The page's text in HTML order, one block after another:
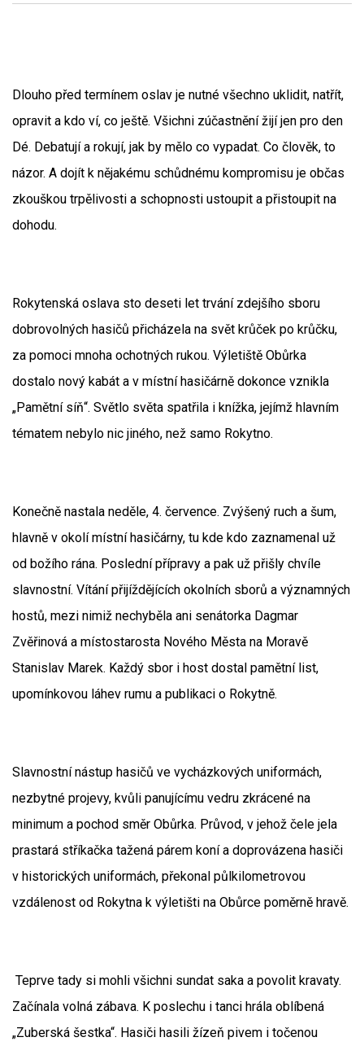
Dlouho před termínem oslav je nutné všechno uklidit, natřít,
opravit a kdo ví, co ještě. Všichni zúčastnění žijí jen pro den
Dé. Debatují a rokují, jak by mělo co vypadat. Co člověk, to
názor. A dojít k nějakému schůdnému kompromisu je občas
zkouškou trpělivosti a schopnosti ustoupit a přistoupit na
dohodu.
Rokytenská oslava sto deseti let trvání zdejšího sboru
dobrovolných hasičů přicházela na svět krůček po krůčku,
za pomoci mnoha ochotných rukou. Výletiště Obůrka
dostalo nový kabát a v místní hasičárně dokonce vznikla
„Pamětní síň“. Světlo světa spatřila i knížka, jejímž hlavním
tématem nebylo nic jiného, než samo Rokytno.
Konečně nastala neděle, 4. července. Zvýšený ruch a šum,
hlavně v okolí místní hasičárny, tu kde kdo zaznamenal už
od božího rána. Poslední přípravy a pak už přišly chvíle
slavnostní. Vítání přijíždějících okolních sborů a významných
hostů, mezi nimiž nechyběla ani senátorka Dagmar
Zvěřinová a místostarosta Nového Města na Moravě
Stanislav Marek. Každý sbor i host dostal pamětní list,
upomínkovou láhev rumu a publikaci o Rokytně.
Slavnostní nástup hasičů ve vycházkových uniformách,
nezbytné projevy, kvůli panujícímu vedru zkrácené na
minimum a pochod směr Obůrka. Průvod, v jehož čele jela
prastará stříkačka tažená párem koní a doprovázena hasiči
v historických uniformách, překonal půlkilometrovou
vzdálenost od Rokytna k výletišti na Obůrce poměrně hravě.
Teprve tady si mohli všichni sundat saka a povolit kravaty.
Začínala volná zábava. K poslechu i tanci hrála oblíbená
„Zuberská šestka“. Hasiči hasili žízeň pivem i točenou